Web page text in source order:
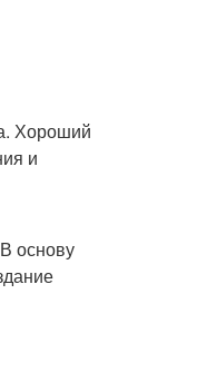
Хороший
и
основу